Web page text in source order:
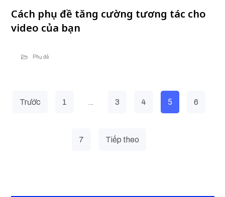
Cách phụ đề tăng cường tương tác cho
video của bạn
Phụ đề
Trước 1 … 3 4 5 6
7 Tiếp theo